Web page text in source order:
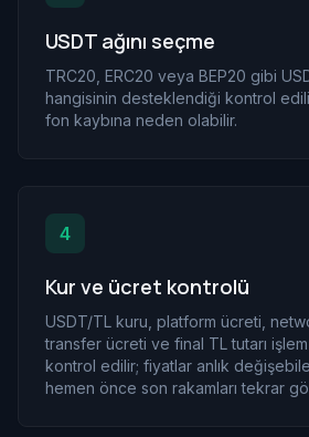
USDT ağını seçme
TRC20, ERC20 veya BEP20 gibi
hangisinin desteklendiği kontrol
fon kaybına neden olabilir.
4
Kur ve ücret kontrolü
USDT/TL kuru, platform ücreti,
transfer ücreti ve final TL tutarı
kontrol edilir; fiyatlar anlık
hemen önce son rakamları tekrar